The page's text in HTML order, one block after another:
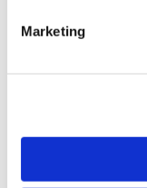
Marketing